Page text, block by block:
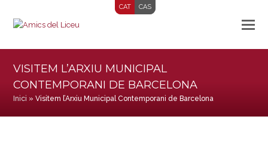
CAT CAS
VISITEM L’ARXIU MUNICIPAL
CONTEMPORANI DE BARCELONA
Inici »Visitem l’Arxiu Municipal Contemporani de Barcelona